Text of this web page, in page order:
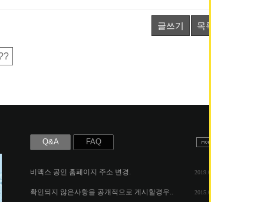
글쓰기 목록
Q&A FAQ
비맥스 공인 홈페이지 주소 변경. 2019.05.07
확인되지 않은사항을 공개적으로 게시할경우.. 2015.06.25